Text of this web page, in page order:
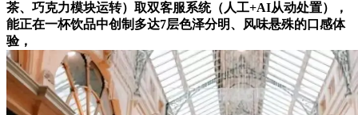
茶、巧克力模块运转）取双客服系统（人工+AI从动处置），
能正在一杯饮品中创制多达7层色泽分明、风味悬殊的口感体
验，